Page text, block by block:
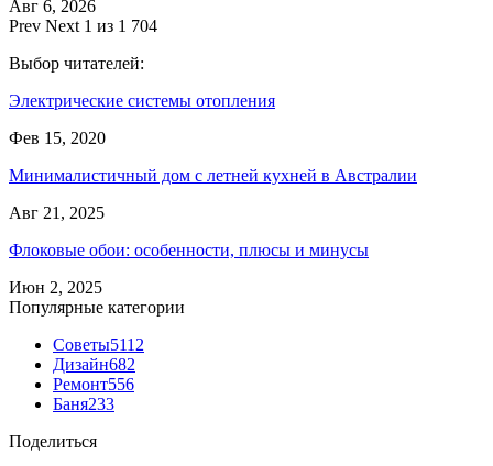
Авг 6, 2026
Prev Next 1 из 1 704
Выбор читателей:
Электрические системы отопления
Фев 15, 2020
Минималистичный дом с летней кухней в Австралии
Авг 21, 2025
Флоковые обои: особенности, плюсы и минусы
Июн 2, 2025
Популярные категории
Советы5112
Дизайн682
Ремонт556
Баня233
Поделиться